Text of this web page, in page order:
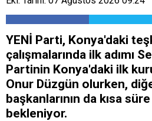
YENİ Parti, Konya'daki
çalışmalarında ilk adımı
Partinin Konya'daki ilk
Onur Düzgün olurken,
başkanlarının da kısa
bekleniyor.